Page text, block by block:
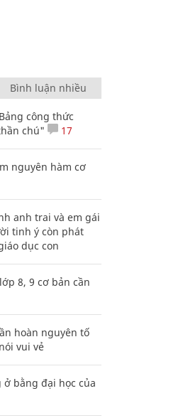
Bình luận nhiều
công thức
chú"
17
nguyên hàm cơ
anh trai và em gái
tinh ý còn phát
dục con
8, 9 cơ bản cần
hoàn nguyên tố
vui vẻ
bằng đại học của